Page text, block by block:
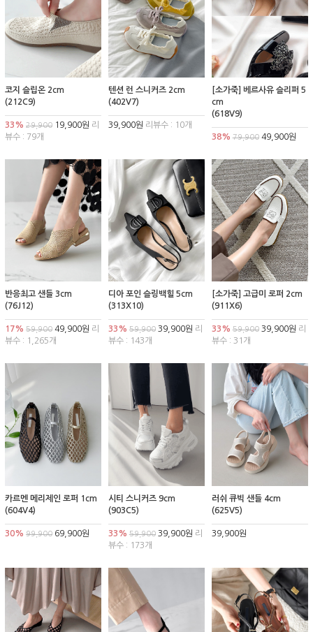
코지 슬립온 2cm
(212C9)
33% 29,900 19,900원 리
뷰수 : 79개
텐션 런 스니커즈 2cm
(402V7)
39,900원 리뷰수 : 10개
[소가죽] 베르사유 슬리퍼 5
cm
(618V9)
38% 79,90049,900원
반응최고 샌들 3cm
(76J12)
17% 59,900 49,900원 리
뷰수 : 1,265개
디아 포인 슬링백힐 5cm
(313X10)
33% 59,90039,900원 리
뷰수 : 143개
[소가죽] 고급미 로퍼 2cm
(911X6)
33% 59,90039,900원 리
뷰수 : 31개
카르멘 메리제인 로퍼 1cm
(604V4)
30% 99,900 69,900원
시티 스니커즈 9cm
(903C5)
33% 59,90039,900원 리
뷰수 : 173개
러쉬 큐빅 샌들 4cm
(625V5)
39,900원